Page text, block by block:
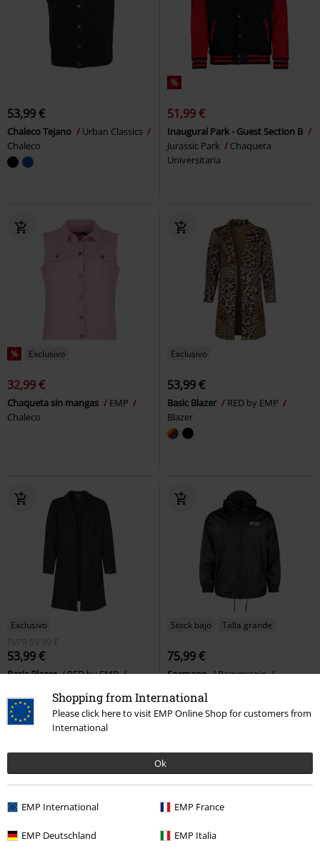
Shopping from International
Please click here to visit EMP Online Shop for customers from
International
Ok
EMP International EMP France
EMP Deutschland EMP Italia
53,99 €
Chaleco Tejano
Urban Classics
Chaleco
%
51,99 €
Inaugural Park - Guest Section B
Jurassic Park
Chaqueta
Universitaria
% Exclusivo
32,99 €
Chaqueta sin mangas
EMP
Chaleco
Exclusivo
53,99 €
Basic Blazer
RED by EMP
Blazer
Exclusivo
PVPR
59,99 €
53,99 €
Basic Blazer
RED by EMP
Stock bajo Talla grande
75,99 €
Seemann
Rammstein